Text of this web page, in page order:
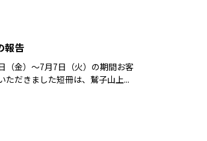
報告
（金）～7月7日（火）の期間お客
ただきました短冊は、鷲子山上...